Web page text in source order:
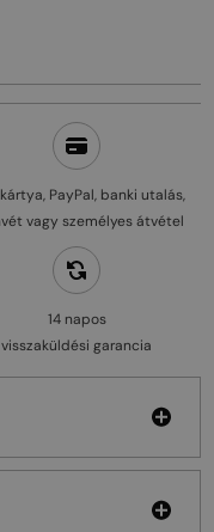
PayPal, banki utalás,
vagy személyes átvétel
14 napos
visszaküldési garancia